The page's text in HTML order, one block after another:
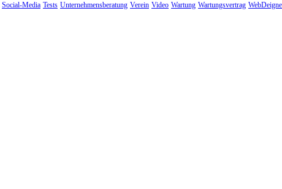
Social-Media Tests Unternehmensberatung Verein Video Wartung Wartungsvertrag